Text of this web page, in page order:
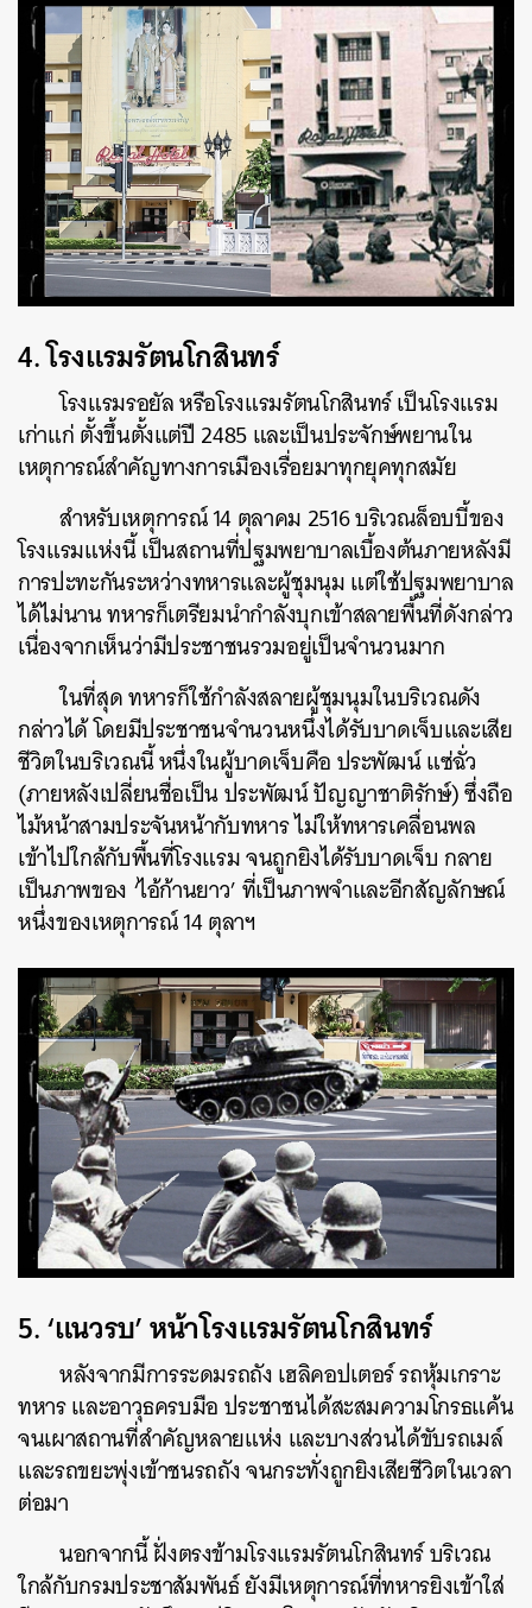
4. โรงแรมรัตนโกสินทร์
โรงแรมรอยัล หรือโรงแรมรัตนโกสินทร์ เป็นโรงแรม
เก่าแก่ ตั้งขึ้นตั้งแต่ปี 2485 และเป็นประจักษ์พยานใน
เหตุการณ์สำคัญทางการเมืองเรื่อยมาทุกยุคทุกสมัย
สำหรับเหตุการณ์ 14 ตุลาคม 2516 บริเวณล็อบบี้ของ
โรงแรมแห่งนี้ เป็นสถานที่ปฐมพยาบาลเบื้องต้นภายหลังมี
การปะทะกันระหว่างทหารและผู้ชุมนุม แต่ใช้ปฐมพยาบาล
ได้ไม่นาน ทหารก็เตรียมนำกำลังบุกเข้าสลายพื้นที่ดังกล่าว
เนื่องจากเห็นว่ามีประชาชนรวมอยู่เป็นจำนวนมาก
ในที่สุด ทหารก็ใช้กำลังสลายผู้ชุมนุมในบริเวณดัง
กล่าวได้ โดยมีประชาชนจำนวนหนึ่งได้รับบาดเจ็บและเสีย
ชีวิตในบริเวณนี้ หนึ่งในผู้บาดเจ็บคือ ประพัฒน์ แซ่ฉั่ว
(ภายหลังเปลี่ยนชื่อเป็น ประพัฒน์ ปัญญาชาติรักษ์) ซึ่งถือ
ไม้หน้าสามประจันหน้ากับทหาร ไม่ให้ทหารเคลื่อนพล
เข้าไปใกล้กับพื้นที่โรงแรม จนถูกยิงได้รับบาดเจ็บ กลาย
เป็นภาพของ ‘ไอ้ก้านยาว’ ที่เป็นภาพจำและอีกสัญลักษณ์
หนึ่งของเหตุการณ์ 14 ตุลาฯ
5. ‘แนวรบ’ หน้าโรงแรมรัตนโกสินทร์
หลังจากมีการระดมรถถัง เฮลิคอปเตอร์ รถหุ้มเกราะ
ทหาร และอาวุธครบมือ ประชาชนได้สะสมความโกรธแค้น
จนเผาสถานที่สำคัญหลายแห่ง และบางส่วนได้ขับรถเมล์
และรถขยะพุ่งเข้าชนรถถัง จนกระทั่งถูกยิงเสียชีวิตในเวลา
ต่อมา
นอกจากนี้ ฝั่งตรงข้ามโรงแรมรัตนโกสินทร์ บริเวณ
ใกล้กับกรมประชาสัมพันธ์ ยังมีเหตุการณ์ที่ทหารยิงเข้าใส่